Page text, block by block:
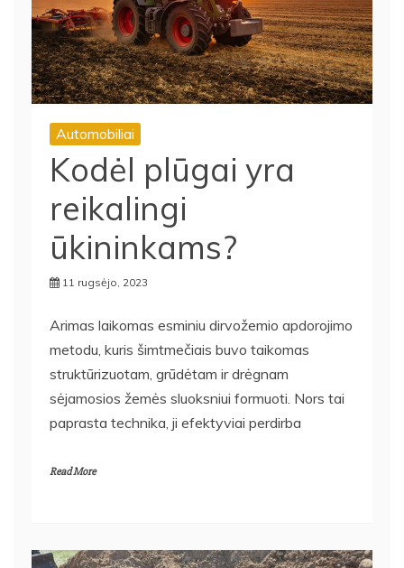
Automobiliai
Kodėl plūgai yra
reikalingi
ūkininkams?
11 rugsėjo, 2023
Arimas laikomas esminiu dirvožemio apdorojimo
metodu, kuris šimtmečiais buvo taikomas
struktūrizuotam, grūdėtam ir drėgnam
sėjamosios žemės sluoksniui formuoti. Nors tai
paprasta technika, ji efektyviai perdirba